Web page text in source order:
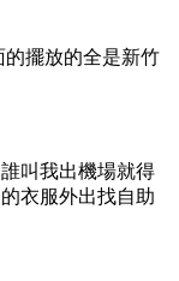
擺放的全是新竹
叫我出機場就得
衣服外出找自助